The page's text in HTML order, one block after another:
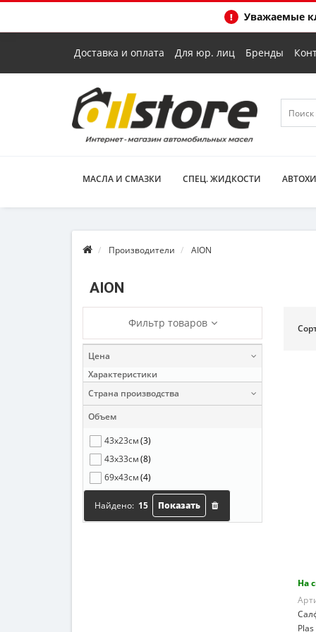
Уважаемые
Доставка и оплата Для юр. лиц Бренды
МАСЛА И СМАЗКИ СПЕЦ. ЖИДКОСТИ
Производители AION
AION
Фильтр товаров
Цена
Характеристики
Страна производства
Объем
43х23см(3)
43х33см(8)
69х43см(4)
Найдено: 15 Показать
На